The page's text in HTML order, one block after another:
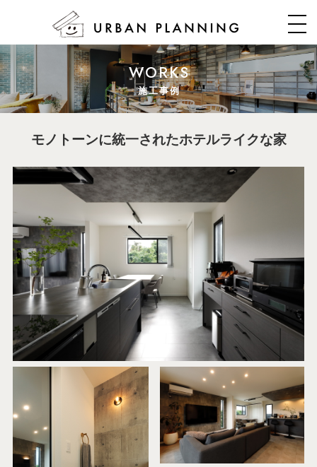
WORKS
施工事例
モノトーンに統一されたホテルライクな家